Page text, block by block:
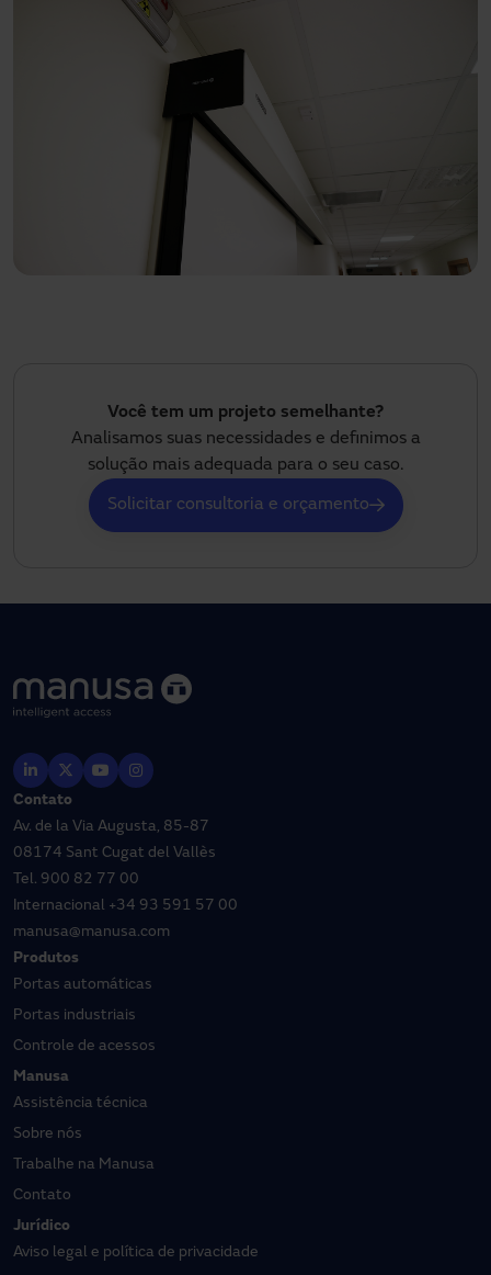
Você tem um projeto semelhante?
Analisamos suas necessidades e definimos a
solução mais adequada para o seu caso.
Solicitar consultoria e orçamento
Contato
Av. de la Via Augusta, 85-87
08174 Sant Cugat del Vallès
Tel. 900 82 77 00
Internacional +34 93 591 57 00
manusa@manusa.com
Produtos
Portas automáticas
Portas industriais
Controle de acessos
Manusa
Assistência técnica
Sobre nós
Trabalhe na Manusa
Contato
Jurídico
Aviso legal e política de privacidade